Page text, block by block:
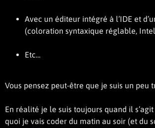
Avec un éditeur intégré à l’IDE et
(coloration syntaxique réglable,
Etc…
Vous pensez peut-être que je suis un peu
En réalité je le suis toujours quand il
quoi je vais coder du matin au soir (et du